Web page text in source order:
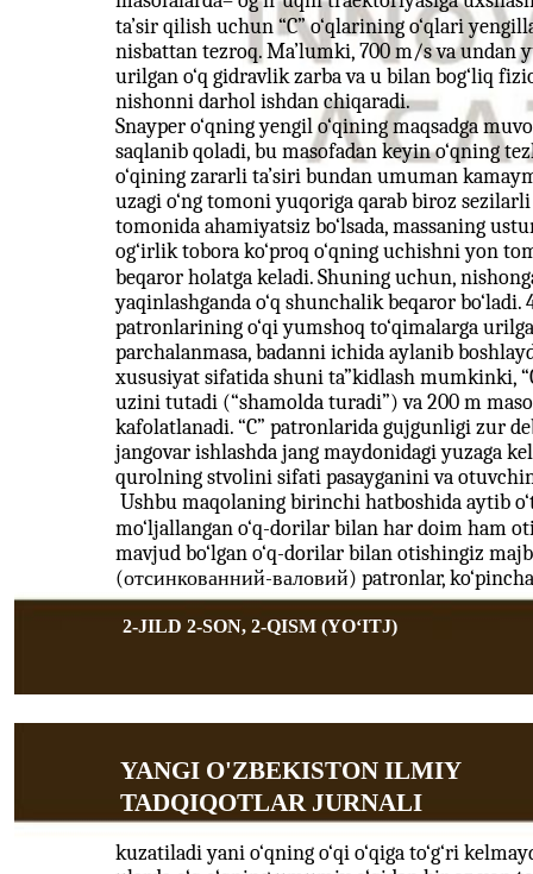
2-JILD 2-SON, 2-QISM (YOʻITJ)
ta’sir qilish uchun “C” o‘qlarining o‘qlari
nisbattan tezroq. Ma’lumki, 700 m/s va
urilgan o‘q gidravlik zarba va u bilan bog‘liq
nishonni darhol ishdan chiqaradi.
Snayper o‘qning yengil o‘qining maqsadga
saqlanib qoladi, bu masofadan keyin o‘qning
o‘qining zararli ta’siri bundan umuman
uzagi o‘ng tomoni yuqoriga qarab biroz
tomonida ahamiyatsiz bo‘lsada, massaning
og‘irlik tobora ko‘proq o‘qning uchishni yon
beqaror holatga keladi. Shuning uchun,
yaqinlashganda o‘q shunchalik beqaror
patronlarining o‘qi yumshoq to‘qimalarga
parchalanmasa, badanni ichida aylanib
xususiyat sifatida shuni ta”kidlash mumkinki,
uzini tutadi (“shamolda turadi”) va 200 m
kafolatlanadi. “C” patronlarida gujgunligi zur
jangovar ishlashda jang maydonidagi yuzaga
qurolning stvolini sifati pasayganini va
Ushbu maqolaning birinchi hatboshida aytib
mo‘ljallangan o‘q-dorilar bilan har doim ham
mavjud bo‘lgan o‘q-dorilar bilan otishingiz
(отсинкованний-валовий) patronlar,
YANGI O'ZBEKISTON ILMIY
TADQIQOTLAR JURNALI
kuzatiladi yani o‘qning o‘qi o‘qiga to‘g‘ri